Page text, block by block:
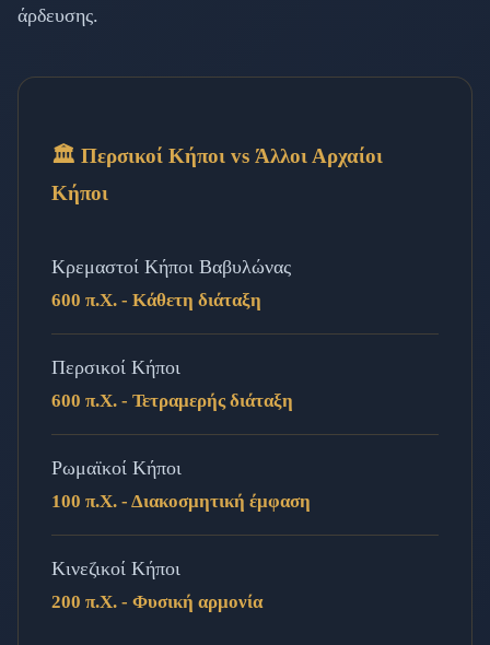
άρδευσης.
🏛️ Περσικοί Κήποι vs Άλλοι Αρχαίοι
Κήποι
Κρεμαστοί Κήποι Βαβυλώνας
600 π.Χ. - Κάθετη διάταξη
Περσικοί Κήποι
600 π.Χ. - Τετραμερής διάταξη
Ρωμαϊκοί Κήποι
100 π.Χ. - Διακοσμητική έμφαση
Κινεζικοί Κήποι
200 π.Χ. - Φυσική αρμονία